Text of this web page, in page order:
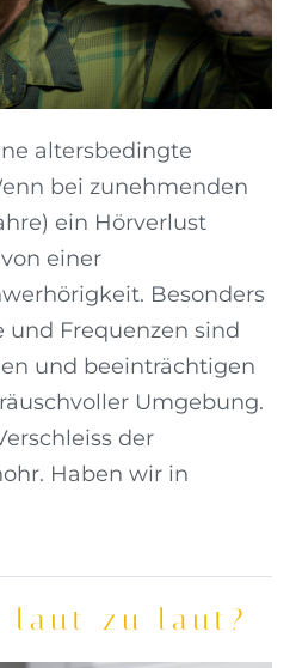
altersbedingte
bei zunehmenden
ein Hörverlust
einer
Besonders
und Frequenzen sind
und beeinträchtigen
Umgebung.
der
Haben wir in
laut zu laut?